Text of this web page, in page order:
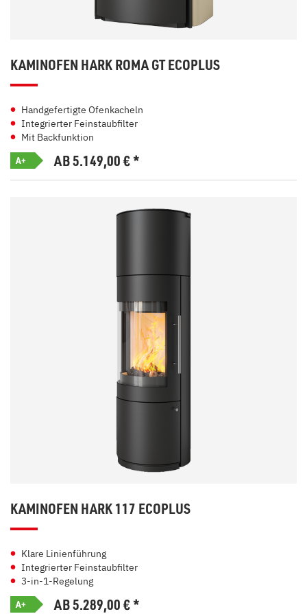
KAMINOFEN HARK ROMA GT ECOPLUS
Handgefertigte Ofenkacheln
Integrierter Feinstaubfilter
Mit Backfunktion
A+ AB 5.149,00€*
KAMINOFEN HARK 117 ECOPLUS
Klare Linienführung
Integrierter Feinstaubfilter
3-in-1-Regelung
A+ AB 5.289,00€*